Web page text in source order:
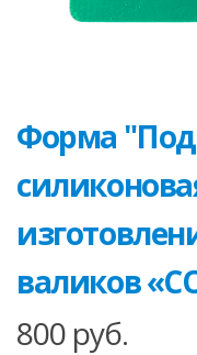
Форма
валиков
800 руб.